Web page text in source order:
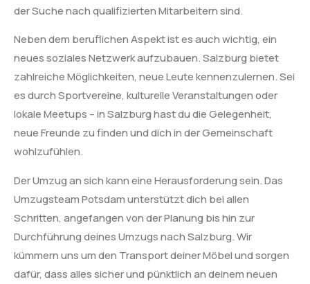
der Suche nach qualifizierten Mitarbeitern sind.
Neben dem beruflichen Aspekt ist es auch wichtig, ein
neues soziales Netzwerk aufzubauen. Salzburg bietet
zahlreiche Möglichkeiten, neue Leute kennenzulernen. Sei
es durch Sportvereine, kulturelle Veranstaltungen oder
lokale Meetups – in Salzburg hast du die Gelegenheit,
neue Freunde zu finden und dich in der Gemeinschaft
wohlzufühlen.
Der Umzug an sich kann eine Herausforderung sein. Das
Umzugsteam Potsdam unterstützt dich bei allen
Schritten, angefangen von der Planung bis hin zur
Durchführung deines Umzugs nach Salzburg. Wir
kümmern uns um den Transport deiner Möbel und sorgen
dafür, dass alles sicher und pünktlich an deinem neuen